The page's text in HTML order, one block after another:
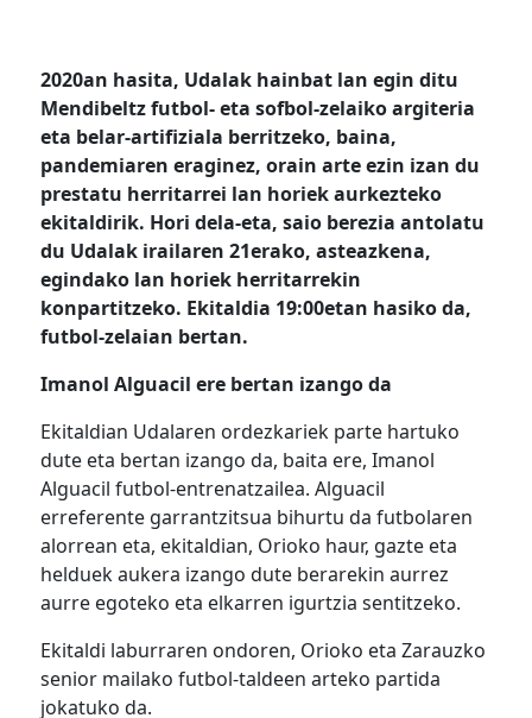
2020an hasita, Udalak hainbat lan egin ditu
Mendibeltz futbol- eta sofbol-zelaiko argiteria
eta belar-artifiziala berritzeko, baina,
pandemiaren eraginez, orain arte ezin izan du
prestatu herritarrei lan horiek aurkezteko
ekitaldirik. Hori dela-eta, saio berezia antolatu
du Udalak irailaren 21erako, asteazkena,
egindako lan horiek herritarrekin
konpartitzeko. Ekitaldia 19:00etan hasiko da,
futbol-zelaian bertan.
Imanol Alguacil ere bertan izango da
Ekitaldian Udalaren ordezkariek parte hartuko
dute eta bertan izango da, baita ere, Imanol
Alguacil futbol-entrenatzailea. Alguacil
erreferente garrantzitsua bihurtu da futbolaren
alorrean eta, ekitaldian, Orioko haur, gazte eta
helduek aukera izango dute berarekin aurrez
aurre egoteko eta elkarren igurtzia sentitzeko.
Ekitaldi laburraren ondoren, Orioko eta Zarauzko
senior mailako futbol-taldeen arteko partida
jokatuko da.